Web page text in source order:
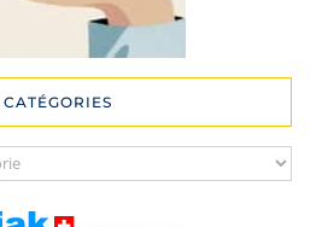
CATÉGORIES